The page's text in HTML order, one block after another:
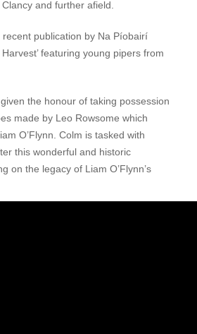
and further afield.
publication by Na Píobairí
Harvest’ featuring young pipers from
the honour of taking possession
made by Leo Rowsome which
O’Flynn. Colm is tasked with
this wonderful and historic
on the legacy of Liam O’Flynn’s